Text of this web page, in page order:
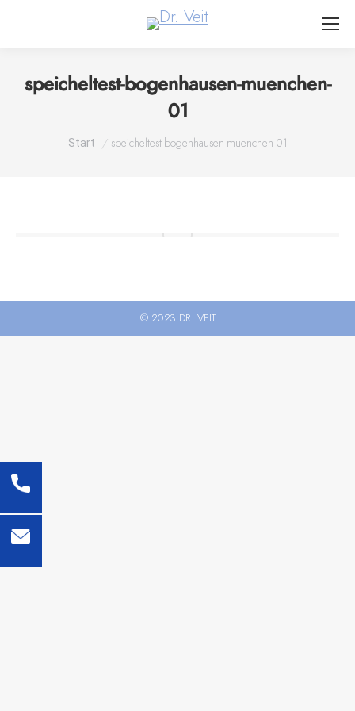
speicheltest-bogenhausen-muenchen-
01
Sie befinden sich hier:
Start speicheltest-bogenhausen-muenchen-01
© 2023 DR. VEIT